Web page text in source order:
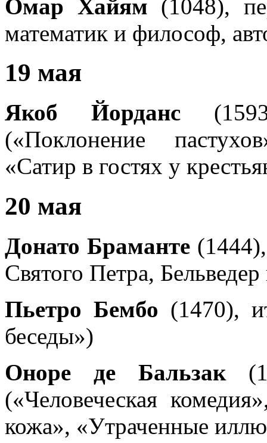
Омар Хайям (1048),
математик и философ,
19 мая
Якоб Йорданс
(«Поклонение
«Сатир в гостях у
20 мая
Донато Браманте(1444),
Святого Петра,
Пьетро Бембо (1470),
беседы»)
Оноре де Бальзак
(«Человеческая
кожа», «Утраченные